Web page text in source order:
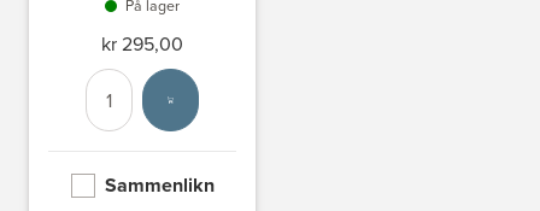
På lager
kr 295,00
Antall
Velg enhet
Sammenlikn